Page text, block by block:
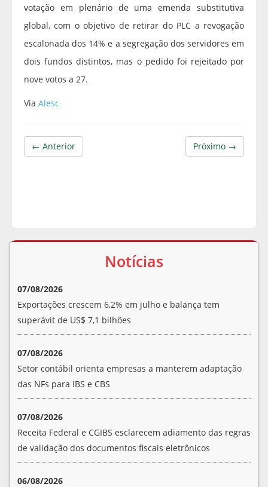
votação em plenário de uma emenda substitutiva
global, com o objetivo de retirar do PLC a revogação
escalonada dos 14% e a segregação dos servidores em
dois fundos distintos, mas o pedido foi rejeitado por
nove votos a 27.
Via Alesc
Próximo →
← Anterior
Notícias
07/08/2026
Exportações crescem 6,2% em julho e balança tem
superávit de US$ 7,1 bilhões
07/08/2026
Setor contábil orienta empresas a manterem adaptação
das NFs para IBS e CBS
07/08/2026
Receita Federal e CGIBS esclarecem adiamento das regras
de validação dos documentos fiscais eletrônicos
06/08/2026